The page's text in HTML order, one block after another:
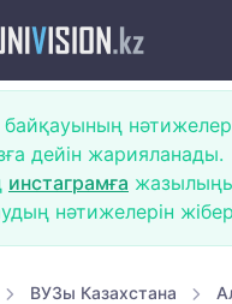
байқауының
дейін жарияланады.
инстаграмға
нәтижелерін
ВУЗы Казахстана